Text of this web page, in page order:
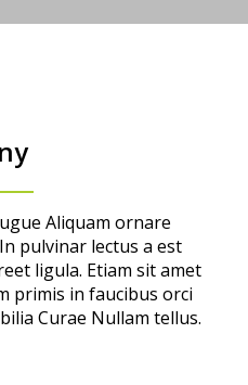
Aliquam ornare
pulvinar lectus a est
ligula. Etiam sit amet
primis in faucibus orci
Curae Nullam tellus.